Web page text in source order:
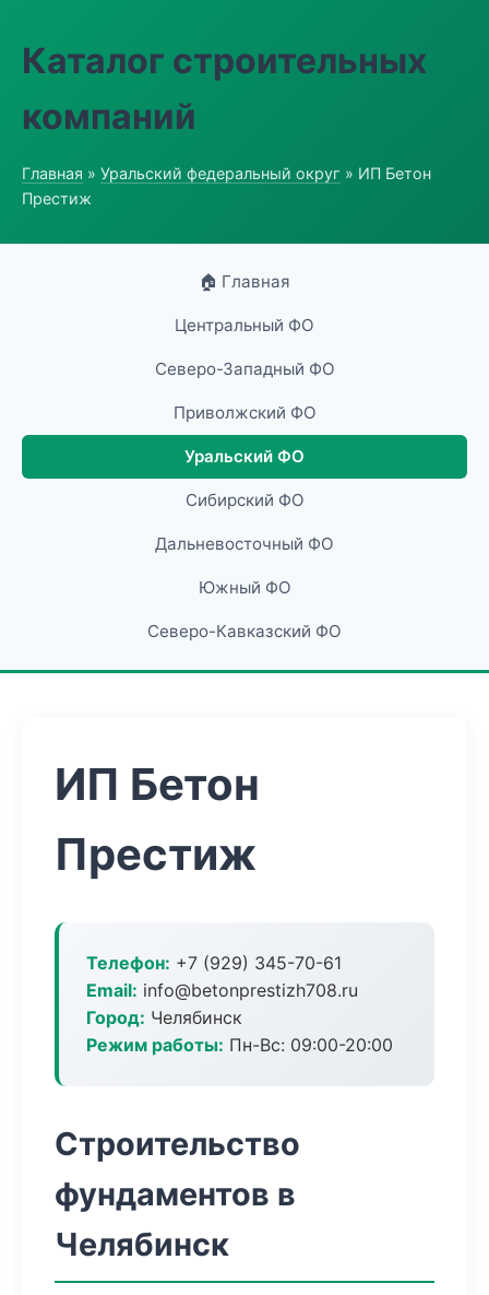
Каталог строительных
компаний
Главная » Уральский федеральный округ » ИП Бетон
Престиж
🏠 Главная
Центральный ФО
Северо-Западный ФО
Приволжский ФО
Уральский ФО
Сибирский ФО
Дальневосточный ФО
Южный ФО
Северо-Кавказский ФО
ИП Бетон
Престиж
Телефон: +7 (929) 345-70-61
Email: info@betonprestizh708.ru
Город: Челябинск
Режим работы: Пн-Вс: 09:00-20:00
Строительство
фундаментов в
Челябинск